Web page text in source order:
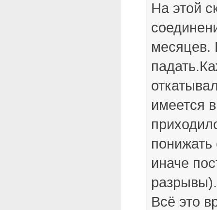
На этой
месяцев.
имеется
понижать
иначе
разрывы).
Всё это